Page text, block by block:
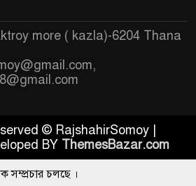
more ( kazla)-6204 Thana
,
© RajshahirSomoy |
BY ThemesBazar.com
চলছে ।